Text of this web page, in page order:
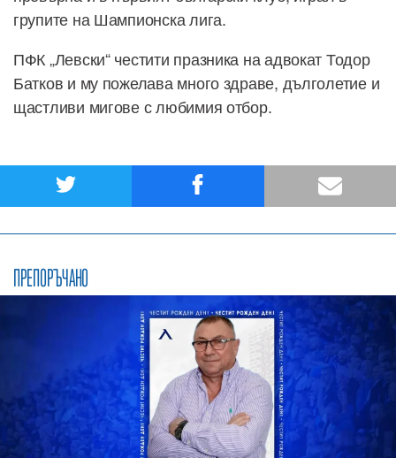
групите на Шампионска лига.
ПФК „Левски“ честити празника на адвокат Тодор
Батков и му пожелава много здраве, дълголетие и
щастливи мигове с любимия отбор.
ПРЕПОРЪЧАНО